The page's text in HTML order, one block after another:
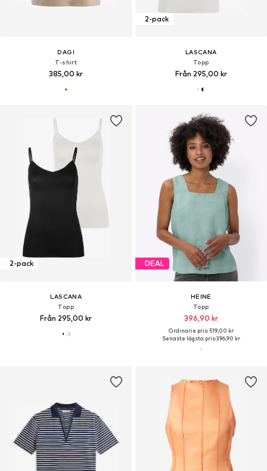
DAGI
T-shirt
385,00 kr
2-pack
LASCANA
Topp
Från 295,00 kr
2-pack
LASCANA
Topp
Från 295,00 kr
DEAL
HEINE
Topp
396,90 kr
Ordinarie pris: 519,00 kr
Senaste lägsta pris:396,90 kr